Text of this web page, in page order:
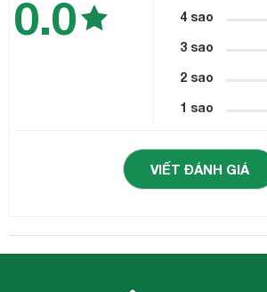
0.0 4 sao
3 sao
2 sao
1 sao
VIẾT ĐÁNH GIÁ